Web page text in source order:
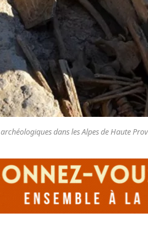
dans les Alpes de Haute